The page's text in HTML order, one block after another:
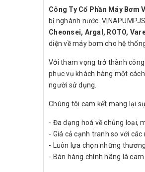
Công Ty Cổ Phần Máy Bơm
bị nghành nước.
Cheonsei, Argal, ROTO,
diện về máy bơm cho hệ
Với tham vọng trở thành
phục vụ khách hàng một
người sử dụng.
Chúng tôi cam kết mang lại
- Đa dạng hoá về chủng loại,
- Giá cả cạnh tranh so với các
- Luôn lựa chọn những
- Bán hàng chính hãng là